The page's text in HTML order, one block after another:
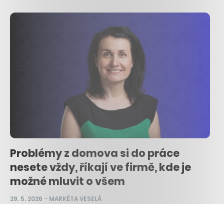
Problémy z domova si do práce
nesete vždy, říkají ve firmě, kde je
možné mluvit o všem
29. 5. 2026 – MARKÉTA VESELÁ